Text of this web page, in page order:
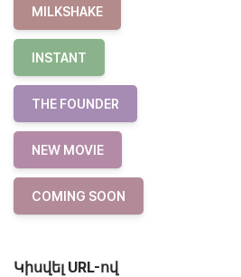
MILKSHAKE
INSTANT
THE FOUNDER
NEW MOVIE
COMING SOON
Կիսվել URL-ով